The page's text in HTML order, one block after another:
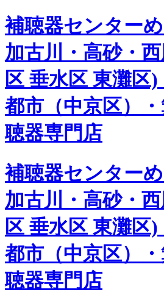
補聴器センター
加古川・高砂・
区 垂水区 東灘区
都市（中京区）
聴器専門店
補聴器センター
加古川・高砂・
区 垂水区 東灘区
都市（中京区）
聴器専門店